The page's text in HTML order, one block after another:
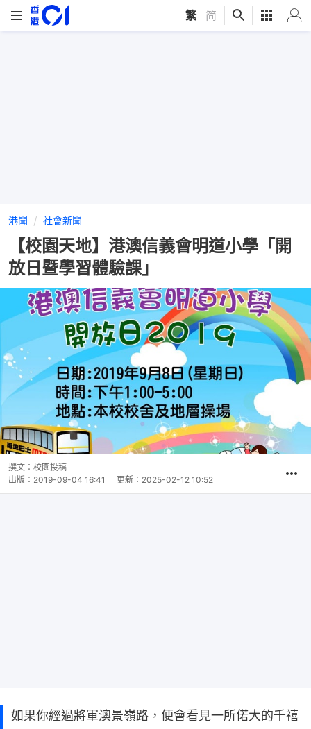
繁 简
港聞 社會新聞
【校園天地】港澳信義會明道小學「開
放日暨學習體驗課」
撰文： 校園投稿
出版： 2019-09-04 16:41 更新： 2025-02-12 10:52
如果你經過將軍澳景嶺路，便會看見一所偌大的千禧